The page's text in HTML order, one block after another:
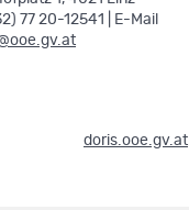
77 20-12541 | E-Mail
doris.ooe.gv.at.